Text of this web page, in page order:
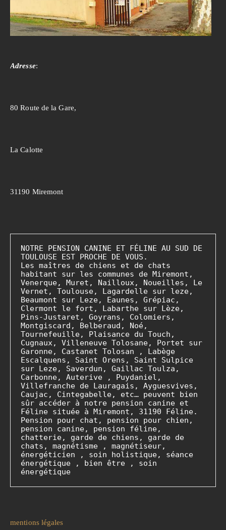
Adresse:
80 Route de la Gare,
La Calotte
31190 Miremont
NOTRE PENSION CANINE ET FÉLINE AU SUD DE
TOULOUSE EST PROCHE DE VOUS.
Les maîtres de chiens et de chats
habitant sur les communes de Miremont,
Venerque, Muret, Nailloux, Noueilles, Le
Vernet, Toulouse, Lagardelle sur leze,
Beaumont sur Leze, Eaunes, Grépiac,
Clermont le fort, Labarthe sur Lèze,
Pins-Justaret, Goyrans, Colomiers,
Montgiscard, Belberaud, Noé,
Tournefeuille, Plaisance du Touch,
Cugnaux, Villeneuve Tolosane, Portet sur
Garonne, Castanet Tolosan , Labège
Escalquens, Saint Orens, Saint Sulpice
sur Leze, Saverdun, Gaillac Toulza,
Carbonne, Auterive , Puydaniel,
Villefranche de Lauragais, Ayguesvives,
Caujac, Cintegabelle, etc… peuvent bien
sûr accéder à notre pension canine et
Féline située à Miremont, 31190 Féline.
Pension pour chat, pension pour chien,
pension canine, pension féline,
chatterie, garde de chiens, garde de
chats, magnétisme , magnétiseur,
énergéticien , soin holistique, séance
énergétique , bien être , soin
énergétique
mentions légales